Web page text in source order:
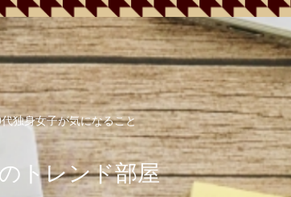
独身女子が気になること
トレンド部屋